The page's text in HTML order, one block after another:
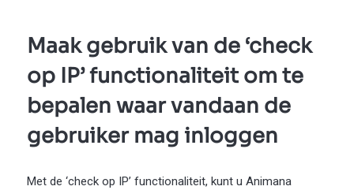
Maak gebruik van de ‘check
op IP’ functionaliteit om te
bepalen waar vandaan de
gebruiker mag inloggen
Met de ‘check op IP’ functionaliteit, kunt u Animana